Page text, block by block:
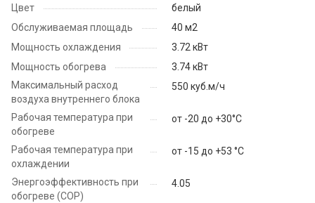
Цвет
белый
Обслуживаемая площадь
40 м2
Мощность охлаждения
3.72 кВт
Мощность обогрева
3.74 кВт
Максимальный расход
воздуха внутреннего блока
550 куб.м/ч
Рабочая температура при
обогреве
от -20 до +30°C
Рабочая температура при
охлаждении
от -15 до +53 °C
Энергоэффективность при
обогреве (COP)
4.05